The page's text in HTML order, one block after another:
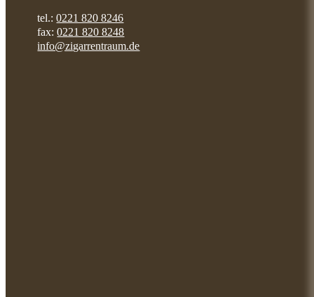
tel.:0221 820 8246
fax:0221 820 8248
info@zigarrentraum.de